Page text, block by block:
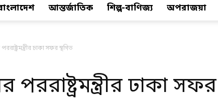
আন্তর্জাতিক শিল্প-বাণিজ্য অপরাজয়া
ঢাকা সফর স্থগিত
পররাষ্ট্রমন্ত্রীর ঢাকা সফর